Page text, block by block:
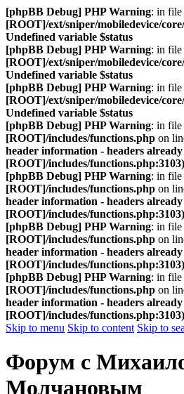
[phpBB Debug] PHP Warning: in file
[ROOT]/ext/sniper/mobiledevice/
Undefined variable $status
[phpBB Debug] PHP Warning: in file
[ROOT]/ext/sniper/mobiledevice/
Undefined variable $status
[phpBB Debug] PHP Warning: in file
[ROOT]/ext/sniper/mobiledevice/
Undefined variable $status
[phpBB Debug] PHP Warning: in file
[ROOT]/includes/functions.php on
header information - headers
[ROOT]/includes/functions.php:3103)
[phpBB Debug] PHP Warning: in file
[ROOT]/includes/functions.php on
header information - headers
[ROOT]/includes/functions.php:3103)
[phpBB Debug] PHP Warning: in file
[ROOT]/includes/functions.php on
header information - headers
[ROOT]/includes/functions.php:3103)
[phpBB Debug] PHP Warning: in file
[ROOT]/includes/functions.php on
header information - headers
[ROOT]/includes/functions.php:3103)
Skip to menu Skip to content Skip to
Форум с
Молчановым